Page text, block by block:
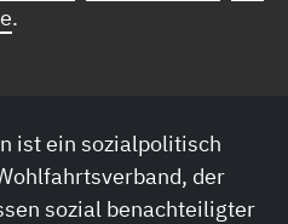
.
ist ein sozialpolitisch
der
sozial benachteiligter